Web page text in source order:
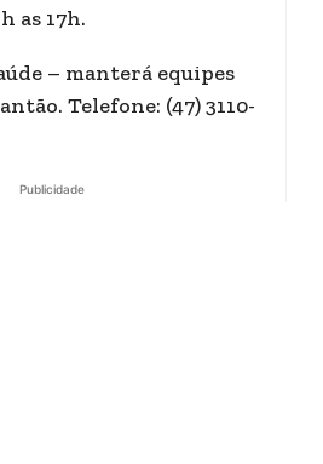
as 17h.
– manterá equipes
Telefone: (47) 3110-
Publicidade